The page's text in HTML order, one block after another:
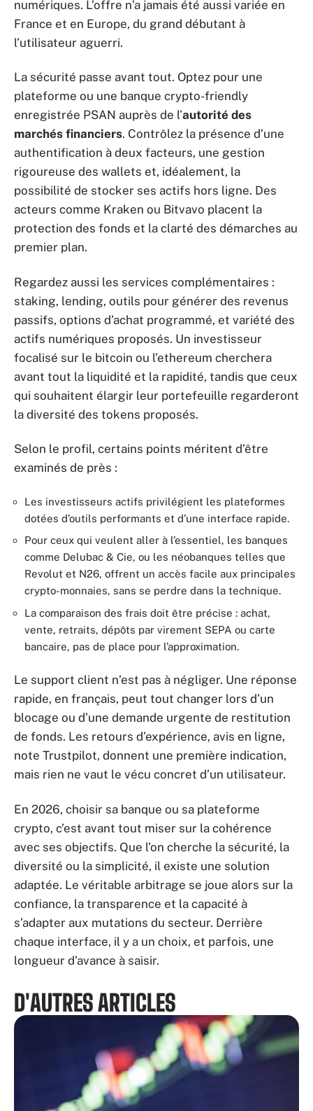
numériques. L’offre n’a jamais été aussi variée en
France et en Europe, du grand débutant à
l’utilisateur aguerri.
La sécurité passe avant tout. Optez pour une
plateforme ou une banque crypto-friendly
enregistrée PSAN auprès de l’autorité des
marchés financiers. Contrôlez la présence d’une
authentification à deux facteurs, une gestion
rigoureuse des wallets et, idéalement, la
possibilité de stocker ses actifs hors ligne. Des
acteurs comme Kraken ou Bitvavo placent la
protection des fonds et la clarté des démarches au
premier plan.
Regardez aussi les services complémentaires :
staking, lending, outils pour générer des revenus
passifs, options d’achat programmé, et variété des
actifs numériques proposés. Un investisseur
focalisé sur le bitcoin ou l’ethereum cherchera
avant tout la liquidité et la rapidité, tandis que ceux
qui souhaitent élargir leur portefeuille regarderont
la diversité des tokens proposés.
Selon le profil, certains points méritent d’être
examinés de près :
Les investisseurs actifs privilégient les plateformes
dotées d’outils performants et d’une interface rapide.
Pour ceux qui veulent aller à l’essentiel, les banques
comme Delubac & Cie, ou les néobanques telles que
Revolut et N26, offrent un accès facile aux principales
crypto-monnaies, sans se perdre dans la technique.
La comparaison des frais doit être précise : achat,
vente, retraits, dépôts par virement SEPA ou carte
bancaire, pas de place pour l’approximation.
Le support client n’est pas à négliger. Une réponse
rapide, en français, peut tout changer lors d’un
blocage ou d’une demande urgente de restitution
de fonds. Les retours d’expérience, avis en ligne,
note Trustpilot, donnent une première indication,
mais rien ne vaut le vécu concret d’un utilisateur.
En 2026, choisir sa banque ou sa plateforme
crypto, c’est avant tout miser sur la cohérence
avec ses objectifs. Que l’on cherche la sécurité, la
diversité ou la simplicité, il existe une solution
adaptée. Le véritable arbitrage se joue alors sur la
confiance, la transparence et la capacité à
s’adapter aux mutations du secteur. Derrière
chaque interface, il y a un choix, et parfois, une
longueur d’avance à saisir.
D'AUTRES ARTICLES